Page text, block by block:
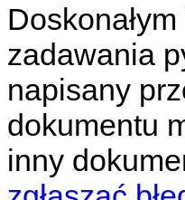
zadawania
napisany
dokumentu
inny